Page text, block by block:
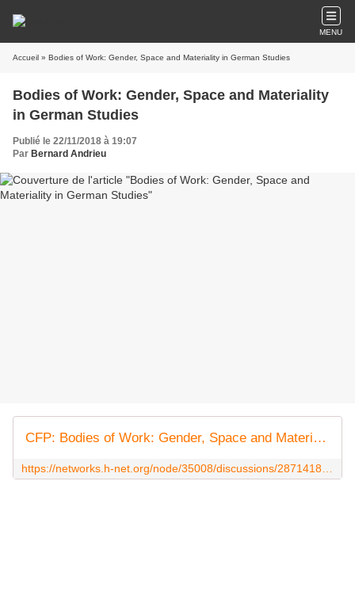
MENU
Accueil » Bodies of Work: Gender, Space and Materiality in German Studies
Bodies of Work: Gender, Space and Materiality
in German Studies
Publié le 22/11/2018 à 19:07
Par Bernard Andrieu
CFP: Bodies of Work: Gender, Space and Materiality in German Studies (Nashville, Tennessee. March 15-16, 2019) | H-German | H-Net